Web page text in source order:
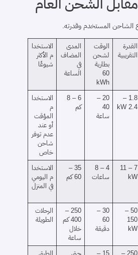
المستخدم وقدرته.
القدرة
التقريبية
الوقت
لشحن
بطارية
60
kWh
المدى
المضاف
في
الساعة
الاستخدا
م الأكثر
شيوعًا
1.8 –
2.4 kW
20 –
40
ساعة
6 – 8
كم
الاستخدا
م
المؤقت
أو عند
عدم توفر
شاحن
خاص
7 – 11
kW
4 – 8
ساعات
35 –
60 كم
الاستخدا
م اليومي
في المنزل
50 –
150
kW
30 –
60
دقيقة
250 –
400 كم
خلال
ساعة
الرحلات
الطويلة
250 –
15 – حتى الطرق